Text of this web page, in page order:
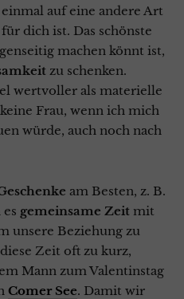
auf eine andere Art
dich ist. Das schönste
machen könnt ist,
zu schenken.
wertvoller als materielle
Frau, wenn ich mich
würde, auch noch nach
am Besten, z. B.
gemeinsame Zeit mit
unsere Beziehung zu
Zeit oft zu kurz,
Mann zum Valentinstag
Comer See. Damit wir